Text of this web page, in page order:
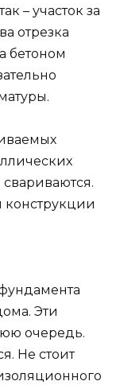
– участок за
отрезка
бетоном
конструкции
Эти
очередь.
Не стоит